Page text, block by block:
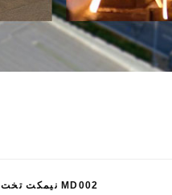
نیمکت تخت MD002